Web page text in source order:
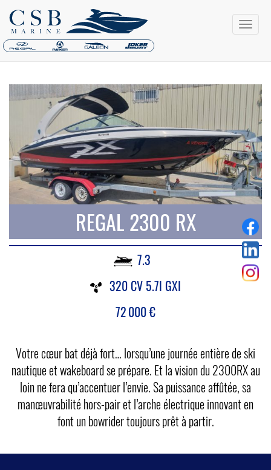
REGAL 2300 RX
7.3
320 CV 5.7l GXI
72 000€
Votre cœur bat déjà fort… lorsqu’une journée entière de ski
nautique et wakeboard se prépare. Et la vision du 2300RX au
loin ne fera qu’accentuer l’envie. Sa puissance affûtée, sa
manœuvrabilité hors-pair et l’arche électrique innovant en
font un bowrider toujours prêt à partir.